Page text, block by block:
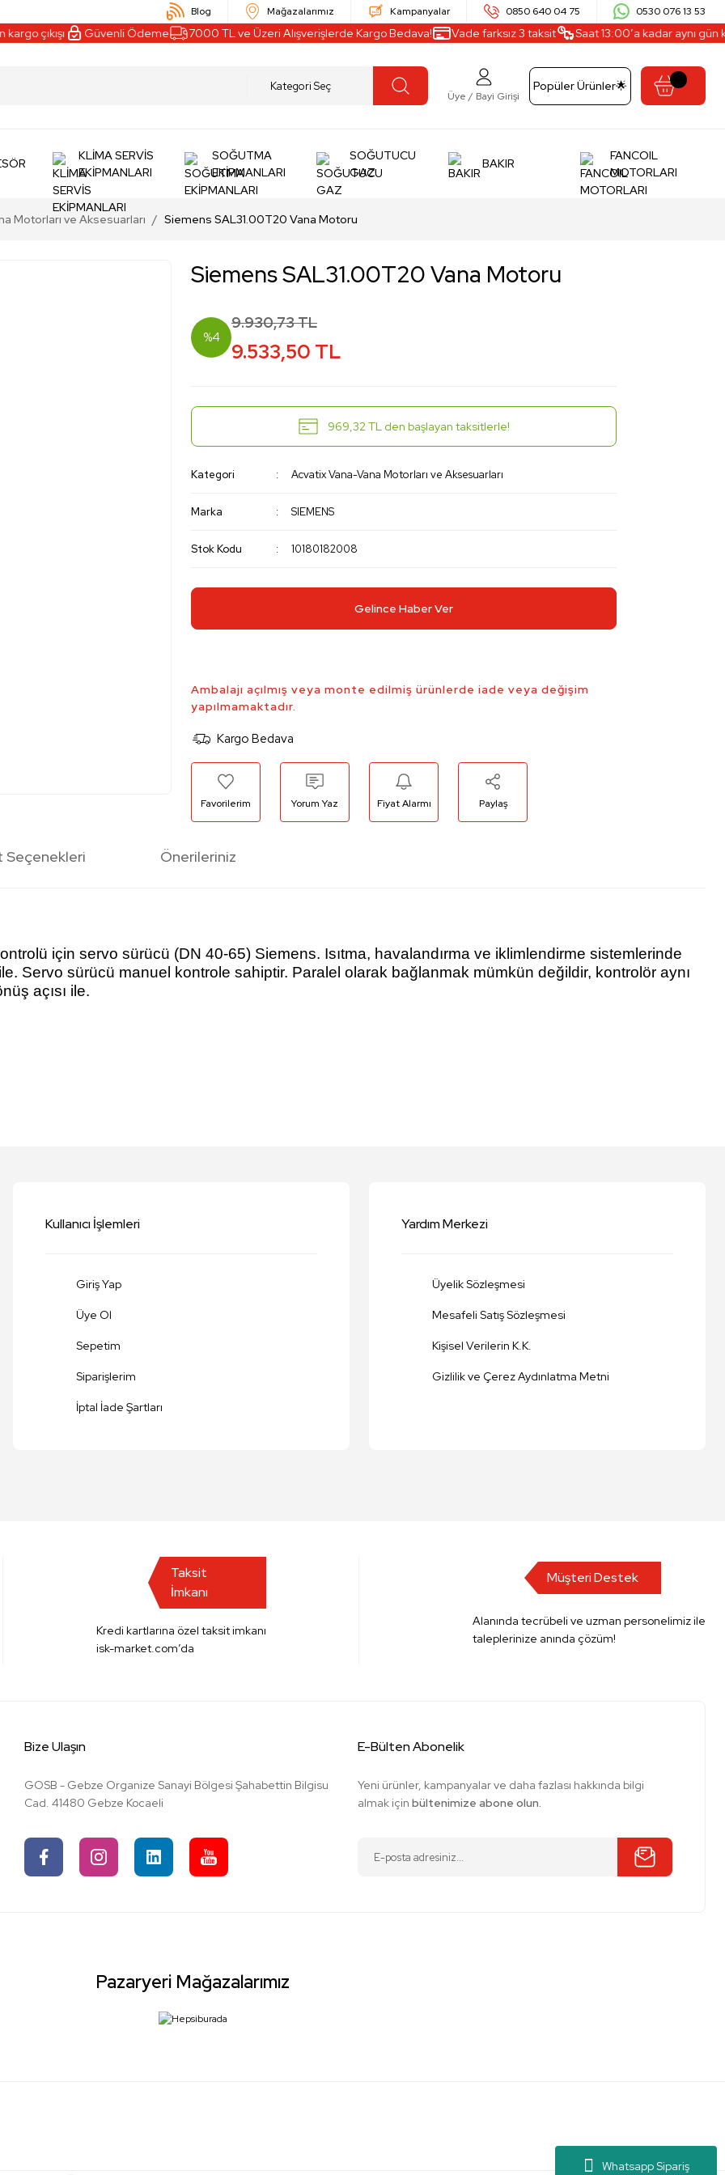
Whatsapp Sipariş
Blog Mağazalarımız Kampanyalar 0850 640 04 75 0530 076 13 53
çıkışı Güvenli Ödeme 7000 TL ve Üzeri Alışverişlerde Kargo Bedava! Vade farksız 3 taksit Saat 13:00’a kadar aynı gün
Üye / Bayi Girişi
Popüler Ürünler🌟
KLİMA SERVİS
EKİPMANLARI
SOĞUTMA
EKİPMANLARI
SOĞUTUCU
GAZ
BAKIR
FANCOIL
MOTORLARI
Motorları ve Aksesuarları Siemens SAL31.00T20 Vana Motoru
Siemens SAL31.00T20 Vana Motoru
%4
9.930,73 TL
9.533,50 TL
969,32 TL den başlayan taksitlerle!
Kategori Acvatix Vana-Vana Motorları ve Aksesuarları
Marka SIEMENS
Stok Kodu 10180182008
Gelince Haber Ver
Ambalajı açılmış veya monte edilmiş ürünlerde iade veya değişim
yapılmamaktadır.
Kargo Bedava
Yorum Yaz Fiyat Alarmı Paylaş
Seçenekleri Önerileriniz
için servo sürücü (DN 40-65) Siemens. Isıtma, havalandırma ve iklimlendirme sistemlerinde
Servo sürücü manuel kontrole sahiptir. Paralel olarak bağlanmak mümkün değildir, kontrolör aynı
açısı ile.
Kullanıcı İşlemleri
Giriş Yap
Üye Ol
Sepetim
Siparişlerim
İptal İade Şartları
Yardım Merkezi
Üyelik Sözleşmesi
Mesafeli Satış Sözleşmesi
Kişisel Verilerin K.K.
Gizlilik ve Çerez Aydınlatma Metni
Taksit
İmkanı
Kredi kartlarına özel taksit imkanı
isk-market.com’da
Müşteri Destek
Alanında tecrübeli ve uzman personelimiz ile
taleplerinize anında çözüm!
Bize Ulaşın
GOSB - Gebze Organize Sanayi Bölgesi Şahabettin Bilgisu
Cad. 41480 Gebze Kocaeli
E-Bülten Abonelik
Yeni ürünler, kampanyalar ve daha fazlası hakkında bilgi
almak içinbültenimize abone olun.
Pazaryeri Mağazalarımız